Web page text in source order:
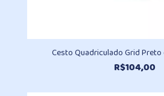
Cesto Quadriculado Grid Preto
R$104,00